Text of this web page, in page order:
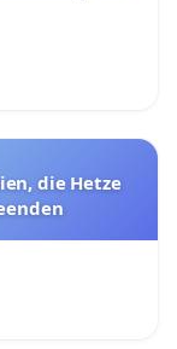
die Hetze